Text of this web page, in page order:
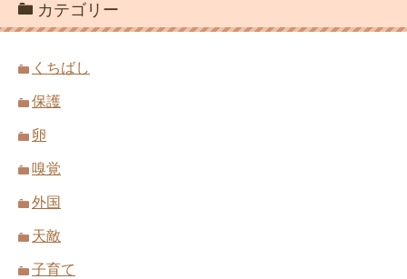
カテゴリー
くちばし
保護
卵
嗅覚
外国
天敵
子育て